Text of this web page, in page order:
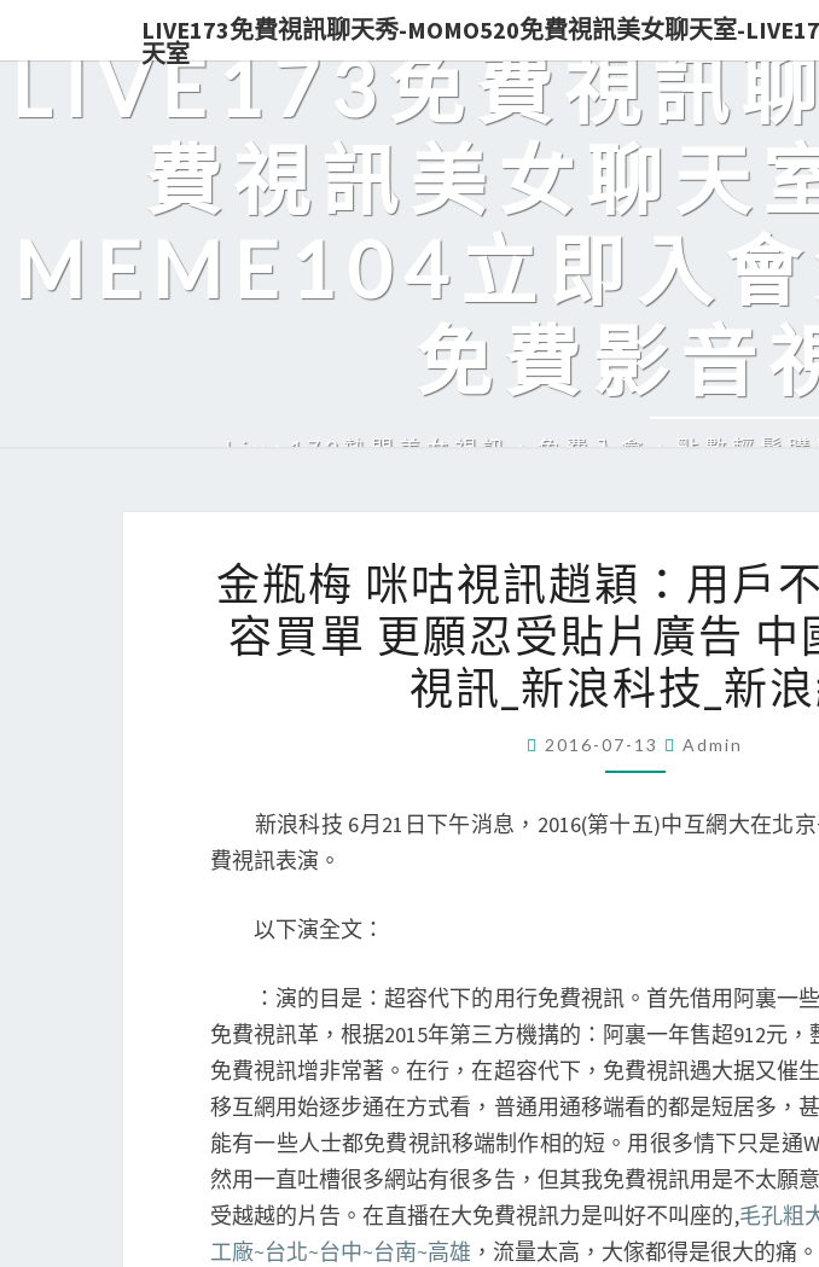
LIVE173免費視訊聊天秀-MOMO520免費視訊美女聊天室-
天室
LIVE173免費視訊
費視訊美女聊天
MEME104立即入
免費影音
Live173熱門美女視訊，免費入會，點數輕鬆購
梅
咪
咕
訊
穎：
願
為
視
頻
內
容
買
單
金瓶梅 咪咕視訊趙穎：用戶
容買單 更願忍受貼片廣告 中
視訊_新浪科技_新
2016-07-13 Admin
新浪科技 6月21日下午消息，2016(第十五)中互網大在北
費視訊表演。
以下演全文：
：演的目是：超容代下的用行免費視訊。首先借用阿裏一
免費視訊革，根据2015年第三方機搆的：阿裏一年售超912元
免費視訊增非常著。在行，在超容代下，免費視訊遇大据又催
移互網用始逐步通在方式看，普通用通移端看的都是短居多，
能有一些人士都免費視訊移端制作相的短。用很多情下只是通
然用一直吐槽很多網站有很多告，但其我免費視訊用是不太願
受越越的片告。在直播在大免費視訊力是叫好不叫座的,毛孔粗
工廠~台北~台中~台南~高雄 ，流量太高，大傢都得是很大的痛。